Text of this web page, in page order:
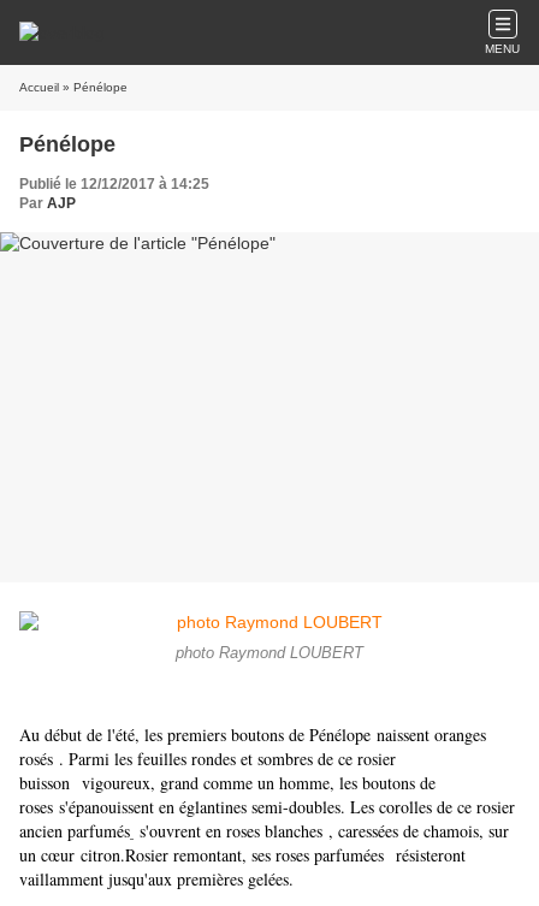
MENU
Accueil » Pénélope
Pénélope
Publié le 12/12/2017 à 14:25
Par AJP
photo Raymond LOUBERT
Au début de l'été, les premiers boutons de Pénélope naissent oranges
rosés . Parmi les feuilles rondes et sombres de ce rosier
buisson vigoureux, grand comme un homme, les boutons de
roses s'épanouissent en églantines semi-doubles. Les corolles de ce rosier
ancien parfumés s'ouvrent en roses blanches , caressées de chamois, sur
un cœur citron.Rosier remontant, ses roses parfumées résisteront
vaillamment jusqu'aux premières gelées.